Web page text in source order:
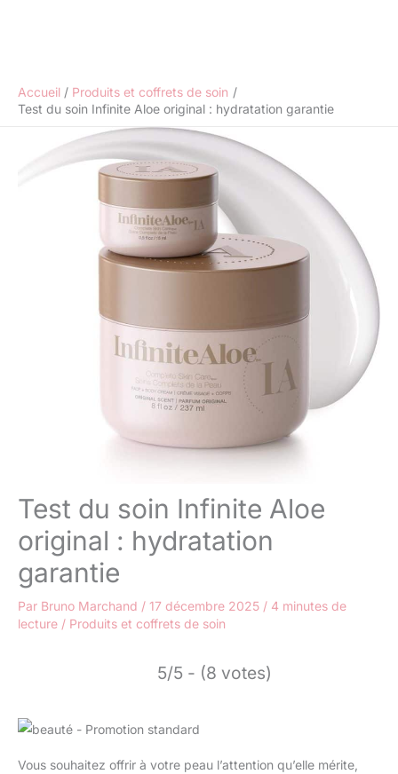
Accueil
Produits et coffrets de soin
Test du soin Infinite Aloe original : hydratation garantie
Test du soin Infinite Aloe
original : hydratation
garantie
Par Bruno Marchand / 17 décembre 2025 / 4 minutes de
lecture / Produits et coffrets de soin
5/5 - (8 votes)
Vous souhaitez offrir à votre peau l’attention qu’elle mérite,